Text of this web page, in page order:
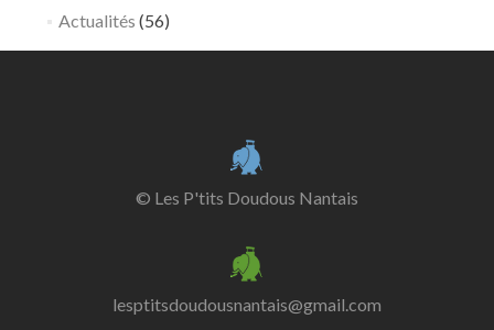
Actualités (56)
© Les P'tits Doudous Nantais
lesptitsdoudousnantais@gmail.com